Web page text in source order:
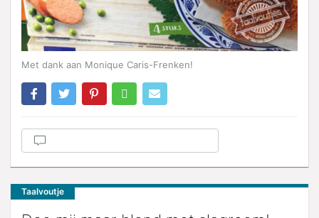
Met dank aan Monique Caris-Frenken!
Taalvoutje